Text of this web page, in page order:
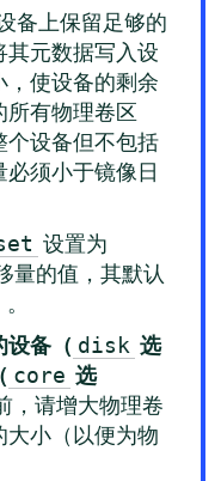
备上保留足够的
其元数据写入设
使设备的剩余
所有物理卷区
个设备但不包括
须小于镜像日
设置为
量的值，其默认
设备（ disk 选
core 选
，请增大物理卷
大小（以便为物